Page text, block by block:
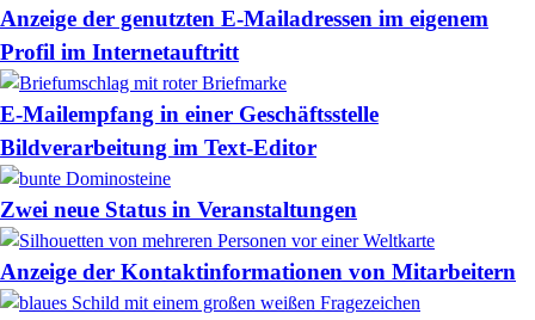
Anzeige der genutzten E-Mailadressen im eigenem
Profil im Internetauftritt
E-Mailempfang in einer Geschäftsstelle
Bildverarbeitung im Text-Editor
Zwei neue Status in Veranstaltungen
Anzeige der Kontaktinformationen von Mitarbeitern